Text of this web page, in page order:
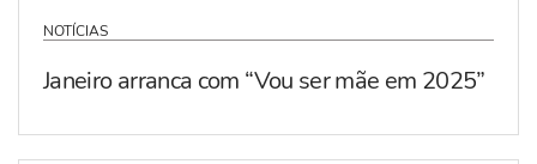
NOTÍCIAS
Janeiro arranca com “Vou ser mãe em 2025”